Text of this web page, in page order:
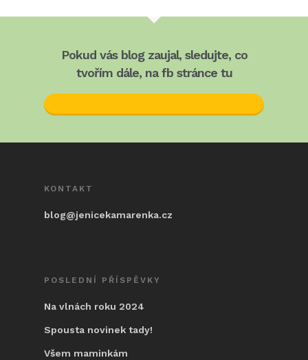
Pokud vás blog zaujal, sledujte, co
tvořím dále, na fb stránce tu
KONTAKT
blog@jenicekamarenka.cz
POSLEDNÍ PŘÍSPĚVKY
Na vlnách roku 2024
Spousta novinek tady!
Všem maminkám